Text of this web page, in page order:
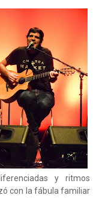
y ritmos
con la fábula familiar